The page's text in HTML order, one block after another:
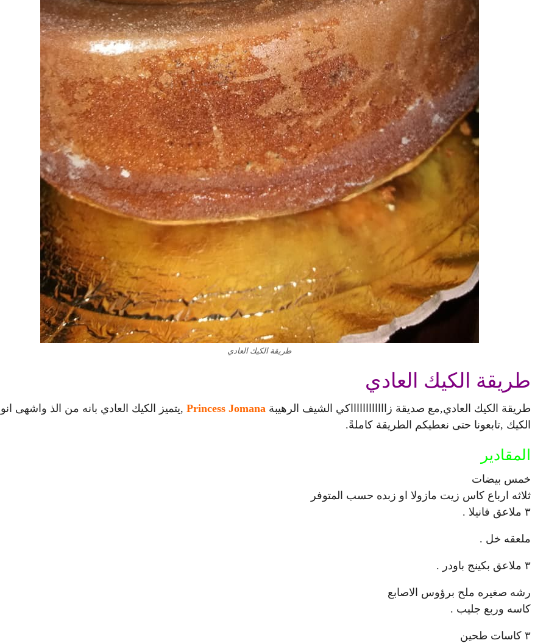
طريقة الكيك العادي
طريقة الكيك العادي
طريقة الكيك العادي,مع صديقة زااااااااااااكي الشيف الرهيبة Princess Jomana ,يتميز الكيك العادي بانه من الذ واشهى
الكيك ,تابعونا حتى نعطيكم الطريقة كاملةً.
المقادير
خمس بيضات
ثلاثه ارباع كاس زيت مازولا او زبده حسب المتوفر
٣ ملاعق فانيلا .
ملعقه خل .
٣ ملاعق بكينج باودر .
رشه صغيره ملح برؤوس الاصابع
كاسه وربع جليب .
٣ كاسات طحين